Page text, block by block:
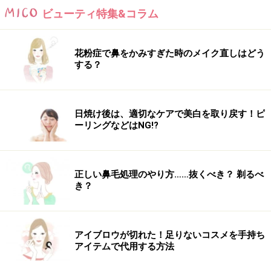
まず左の毛束をとり土台に向かって引き上げ、土台の結
び目の右横でねじって留めます。右側の毛束も土台の左
横でピンで留めます。
えりあしの部分がたるむとやぼったく見えるので、しっ
かりテンションをかけてピンで留めましょう。
前半分をピンで留めます。
ビューティ特集&コラム
花粉症で鼻をかみすぎた時のメイク直しはどう
する？
日焼け後は、適切なケアで美白を取り戻す！ピ
ーリングなどはNG!?
正しい鼻毛処理のやり方……抜くべき？ 剃るべ
き？
アイブロウが切れた！足りないコスメを手持ち
アイテムで代用する方法